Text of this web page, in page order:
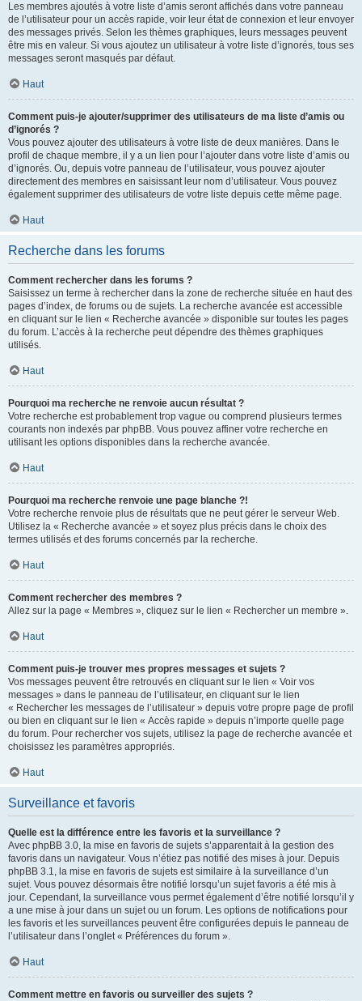
Les membres ajoutés à votre liste d’amis seront affichés dans votre panneau
de l’utilisateur pour un accès rapide, voir leur état de connexion et leur envoyer
des messages privés. Selon les thèmes graphiques, leurs messages peuvent
être mis en valeur. Si vous ajoutez un utilisateur à votre liste d’ignorés, tous ses
messages seront masqués par défaut.
Haut
Comment puis-je ajouter/supprimer des utilisateurs de ma liste d’amis ou
d’ignorés ?
Vous pouvez ajouter des utilisateurs à votre liste de deux manières. Dans le
profil de chaque membre, il y a un lien pour l’ajouter dans votre liste d’amis ou
d’ignorés. Ou, depuis votre panneau de l’utilisateur, vous pouvez ajouter
directement des membres en saisissant leur nom d’utilisateur. Vous pouvez
également supprimer des utilisateurs de votre liste depuis cette même page.
Haut
Recherche dans les forums
Comment rechercher dans les forums ?
Saisissez un terme à rechercher dans la zone de recherche située en haut des
pages d’index, de forums ou de sujets. La recherche avancée est accessible
en cliquant sur le lien « Recherche avancée » disponible sur toutes les pages
du forum. L’accès à la recherche peut dépendre des thèmes graphiques
utilisés.
Haut
Pourquoi ma recherche ne renvoie aucun résultat ?
Votre recherche est probablement trop vague ou comprend plusieurs termes
courants non indexés par phpBB. Vous pouvez affiner votre recherche en
utilisant les options disponibles dans la recherche avancée.
Haut
Pourquoi ma recherche renvoie une page blanche ?!
Votre recherche renvoie plus de résultats que ne peut gérer le serveur Web.
Utilisez la « Recherche avancée » et soyez plus précis dans le choix des
termes utilisés et des forums concernés par la recherche.
Haut
Comment rechercher des membres ?
Allez sur la page « Membres », cliquez sur le lien « Rechercher un membre ».
Haut
Comment puis-je trouver mes propres messages et sujets ?
Vos messages peuvent être retrouvés en cliquant sur le lien « Voir vos
messages » dans le panneau de l’utilisateur, en cliquant sur le lien
« Rechercher les messages de l’utilisateur » depuis votre propre page de profil
ou bien en cliquant sur le lien « Accès rapide » depuis n’importe quelle page
du forum. Pour rechercher vos sujets, utilisez la page de recherche avancée et
choisissez les paramètres appropriés.
Haut
Surveillance et favoris
Quelle est la différence entre les favoris et la surveillance ?
Avec phpBB 3.0, la mise en favoris de sujets s’apparentait à la gestion des
favoris dans un navigateur. Vous n’étiez pas notifié des mises à jour. Depuis
phpBB 3.1, la mise en favoris de sujets est similaire à la surveillance d’un
sujet. Vous pouvez désormais être notifié lorsqu’un sujet favoris a été mis à
jour. Cependant, la surveillance vous permet également d’être notifié lorsqu’il y
a une mise à jour dans un sujet ou un forum. Les options de notifications pour
les favoris et les surveillances peuvent être configurées depuis le panneau de
l’utilisateur dans l’onglet « Préférences du forum ».
Haut
Comment mettre en favoris ou surveiller des sujets ?